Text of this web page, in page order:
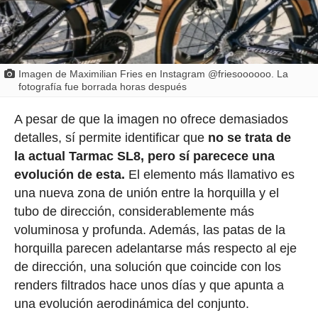
Imagen de Maximilian Fries en Instagram @friesoooooo. La
fotografía fue borrada horas después
A pesar de que la imagen no ofrece demasiados
detalles, sí permite identificar que no se trata de
la actual Tarmac SL8, pero sí parecece una
evolución de esta. El elemento más llamativo es
una nueva zona de unión entre la horquilla y el
tubo de dirección, considerablemente más
voluminosa y profunda. Además, las patas de la
horquilla parecen adelantarse más respecto al eje
de dirección, una solución que coincide con los
renders filtrados hace unos días y que apunta a
una evolución aerodinámica del conjunto.